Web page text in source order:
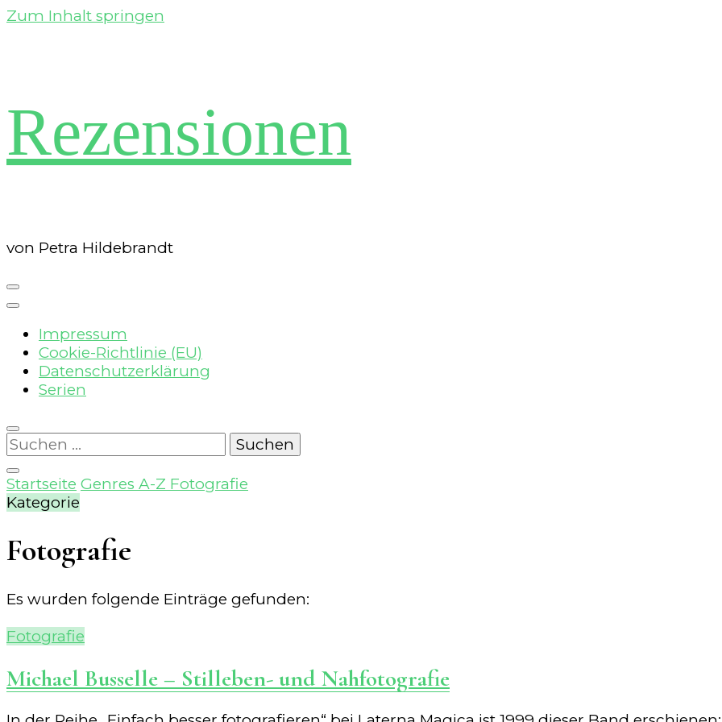
Zum Inhalt springen
Rezensionen
von Petra Hildebrandt
Impressum
Cookie-Richtlinie (EU)
Datenschutzerklärung
Serien
Suchen
nach:
Startseite Genres A-Z Fotografie
Kategorie
Fotografie
Es wurden folgende Einträge gefunden:
Fotografie
Michael Busselle – Stilleben- und Nahfotografie